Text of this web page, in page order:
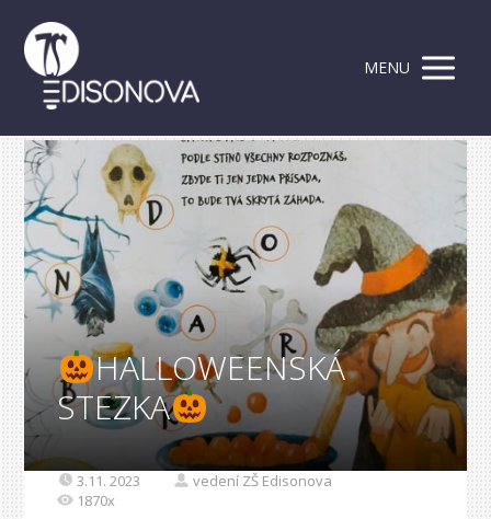
MENU
HALLOWEENSKÁ
STEZKA
3.11. 2023
vedení ZŠ Edisonova
1870x